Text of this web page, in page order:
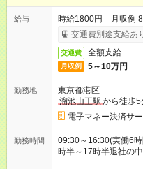
給与
時給1800円 月収例
交通費別途支給あ
交通費 全額支給
月収例 5～10万円
勤務地
東京都港区
溜池山王駅から徒歩5
電子マネー決済サ
勤務時間
09:30～16:30(実働6
時半～17時半退社の